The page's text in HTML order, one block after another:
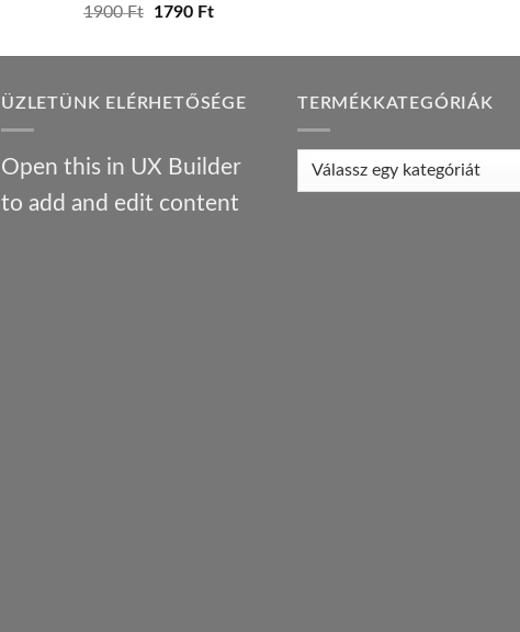
1900Ft
Original
was:
1790 FtCurrent
is:
ÜZLETÜNK ELÉRHETŐSÉGE
Open this in UX Builder
to add and edit content
TERMÉKKATEGÓRIÁK